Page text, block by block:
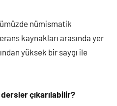
nümismatik
kaynakları arasında yer
yüksek bir saygı ile
çıkarılabilir?